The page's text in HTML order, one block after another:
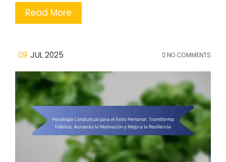
Read More
09 JUL 2025 NO COMMENTS